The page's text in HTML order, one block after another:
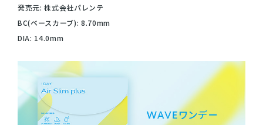
発売元: 株式会社パレンテ
BC(ベースカーブ): 8.70mm
DIA: 14.0mm